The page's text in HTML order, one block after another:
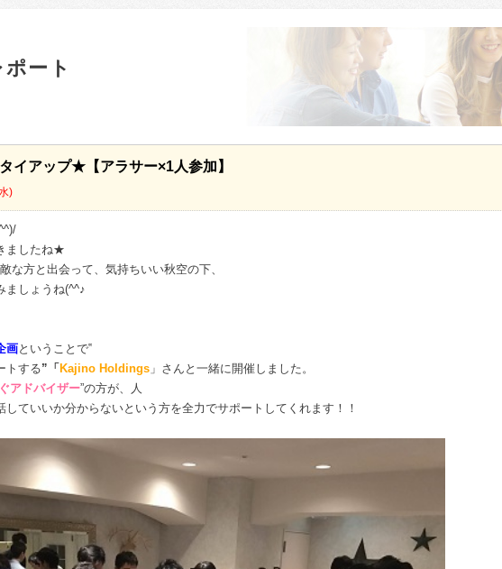
ート
イアップ★【アラサー×1人参加】
)
ましたね★
な方と出会って、気持ちいい秋空の下、
ましょうね(^^♪
画ということで‟
トする”「 Kajino Holdings 」さんと一緒に開催しました。
アドバイザー”の方が、人
していいか分からないという方を全力でサポートしてくれます！！